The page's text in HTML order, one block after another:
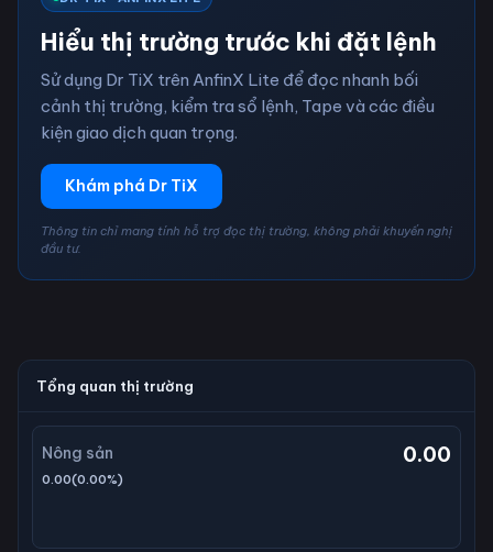
Hiểu thị trường trước khi đặt lệnh
Sử dụng Dr TiX trên AnfinX Lite để đọc nhanh bối
cảnh thị trường, kiểm tra sổ lệnh, Tape và các điều
kiện giao dịch quan trọng.
Khám phá Dr TiX
Thông tin chỉ mang tính hỗ trợ đọc thị trường, không phải khuyến nghị
đầu tư.
Tổng quan thị trường
Nông sản 0.00
0.00(0.00%)